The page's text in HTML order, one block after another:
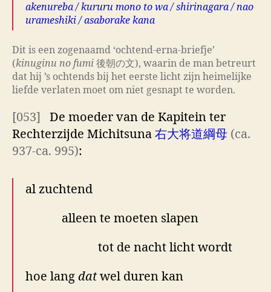
akenureba / kururu mono to wa / shirinagara / nao
urameshiki / asaborake kana
Dit is een zogenaamd ‘ochtend-erna-briefje’
(kinuginu no fumi 後朝の文), waarin de man betreurt
dat hij ’s ochtends bij het eerste licht zijn heimelijke
liefde verlaten moet om niet gesnapt te worden.
[053] De moeder van de Kapitein ter
Rechterzijde Michitsuna 右大将道綱母 (ca.
937-ca. 995):
al zuchtend
alleen te moeten slapen
tot de nacht licht wordt
hoe lang datwel duren kan